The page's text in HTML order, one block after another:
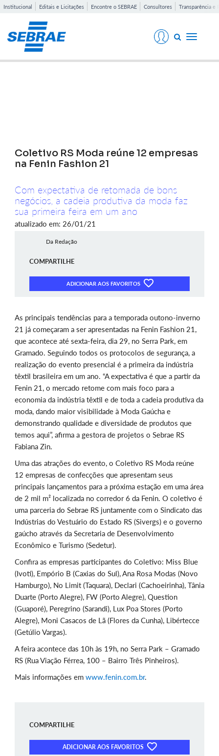
Institucional Editais e Licitações Encontre o SEBRAE Consultores Transparência e
Toggle
Coletivo RS Moda reúne 12 empresas
na Fenin Fashion 21
Com expectativa de retomada de bons
negócios, a cadeia produtiva da moda faz
sua primeira feira em um ano
atualizado em: 26/01/21
Da Redação
COMPARTILHE
ADICIONAR AOS FAVORITOS
As principais tendências para a temporada outono-inverno
21 já começaram a ser apresentadas na Fenin Fashion 21,
que acontece até sexta-feira, dia 29, no Serra Park, em
Gramado. Seguindo todos os protocolos de segurança, a
realização do evento presencial é a primeira da indústria
têxtil brasileira em um ano. “A expectativa é que a partir da
Fenin 21, o mercado retome com mais foco para a
economia da indústria têxtil e de toda a cadeia produtiva da
moda, dando maior visibilidade à Moda Gaúcha e
demonstrando qualidade e diversidade de produtos que
temos aqui”, afirma a gestora de projetos o Sebrae RS
Fabiana Zin.
Uma das atrações do evento, o Coletivo RS Moda reúne
12 empresas de confecções que apresentam seus
principais lançamentos para a próxima estação em uma área
de 2 mil m² localizada no corredor 6 da Fenin. O coletivo é
uma parceria do Sebrae RS juntamente com o Sindicato das
Indústrias do Vestuário do Estado RS (Sivergs) e o governo
gaúcho através da Secretaria de Desenvolvimento
Econômico e Turismo (Sedetur).
Confira as empresas participantes do Coletivo: Miss Blue
(Ivoti), Empório B (Caxias do Sul), Ana Rosa Modas (Novo
Hamburgo), No Limit (Taquara), Declari (Cachoeirinha), Tânia
Duarte (Porto Alegre), FW (Porto Alegre), Question
(Guaporé), Peregrino (Sarandi), Lux Poa Stores (Porto
Alegre), Moni Casacos de Lã (Flores da Cunha), Libértecce
(Getúlio Vargas).
A feira acontece das 10h às 19h, no Serra Park – Gramado
RS (Rua Viação Férrea, 100 – Bairro Três Pinheiros).
Mais informações em www.fenin.com.br.
COMPARTILHE
ADICIONAR AOS FAVORITOS